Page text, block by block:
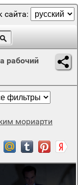
сайта:
рабочий
мориарти